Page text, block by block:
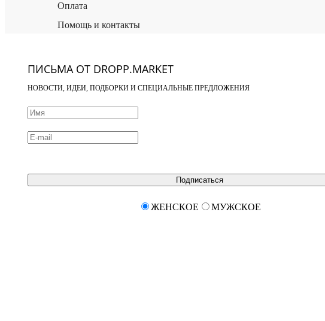
Оплата
Помощь и контакты
ПИСЬМА ОТ DROPP.MARKET
НОВОСТИ, ИДЕИ, ПОДБОРКИ И СПЕЦИАЛЬНЫЕ ПРЕДЛОЖЕНИЯ
Подписаться
ЖЕНСКОЕ МУЖСКОЕ